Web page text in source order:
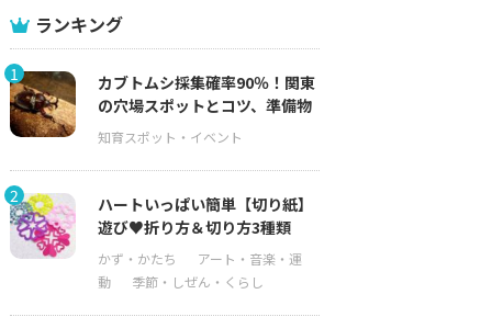
ランキング
1
カブトムシ採集確率90％！関東
の穴場スポットとコツ、準備物
2
ハートいっぱい簡単【切り紙】
遊び♥折り方＆切り方3種類